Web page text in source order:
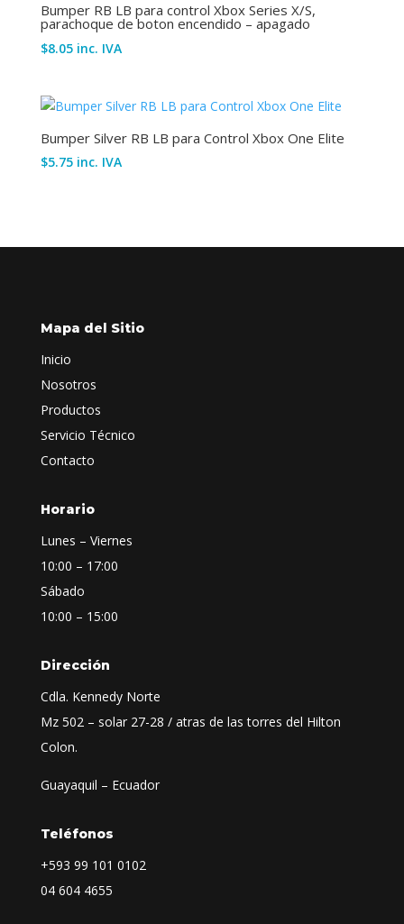
Bumper RB LB para control Xbox Series X/S,
parachoque de boton encendido – apagado
$8.05 inc. IVA
Bumper Silver RB LB para Control Xbox One Elite
$5.75 inc. IVA
Mapa del Sitio
Inicio
Nosotros
Productos
Servicio Técnico
Contacto
Horario
Lunes – Viernes
10:00 – 17:00
Sábado
10:00 – 15:00
Dirección
Cdla. Kennedy Norte
Mz 502 – solar 27-28 / atras de las torres del Hilton
Colon.
Guayaquil – Ecuador
Teléfonos
+593 99 101 0102
04 604 4655